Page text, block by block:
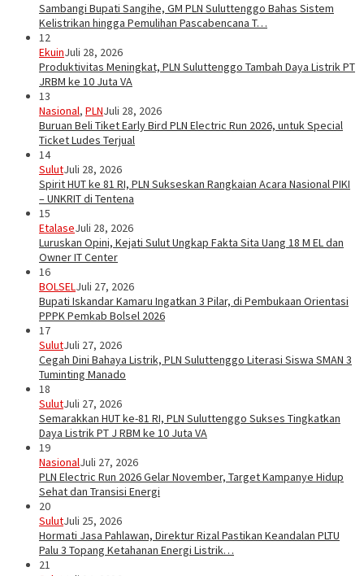
Sambangi Bupati Sangihe, GM PLN Suluttenggo Bahas Sistem
Kelistrikan hingga Pemulihan Pascabencana T…
12
EkuinJuli 28, 2026
Produktivitas Meningkat, PLN Suluttenggo Tambah Daya Listrik PT
JRBM ke 10 Juta VA
13
Nasional, PLNJuli 28, 2026
Buruan Beli Tiket Early Bird PLN Electric Run 2026, untuk Special
Ticket Ludes Terjual
14
SulutJuli 28, 2026
Spirit HUT ke 81 RI, PLN Sukseskan Rangkaian Acara Nasional PIKI
– UNKRIT di Tentena
15
EtalaseJuli 28, 2026
Luruskan Opini, Kejati Sulut Ungkap Fakta Sita Uang 18 M EL dan
Owner IT Center
16
BOLSELJuli 27, 2026
Bupati Iskandar Kamaru Ingatkan 3 Pilar, di Pembukaan Orientasi
PPPK Pemkab Bolsel 2026
17
SulutJuli 27, 2026
Cegah Dini Bahaya Listrik, PLN Suluttenggo Literasi Siswa SMAN 3
Tuminting Manado
18
SulutJuli 27, 2026
Semarakkan HUT ke-81 RI, PLN Suluttenggo Sukses Tingkatkan
Daya Listrik PT J RBM ke 10 Juta VA
19
NasionalJuli 27, 2026
PLN Electric Run 2026 Gelar November, Target Kampanye Hidup
Sehat dan Transisi Energi
20
SulutJuli 25, 2026
Hormati Jasa Pahlawan, Direktur Rizal Pastikan Keandalan PLTU
Palu 3 Topang Ketahanan Energi Listrik…
21